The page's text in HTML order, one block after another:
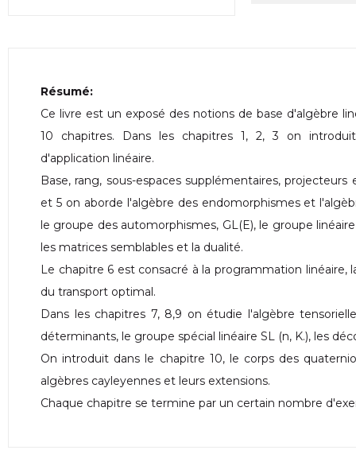
Résumé:
Ce livre est un exposé des notions de base d'algèbre
10 chapitres. Dans les chapitres 1, 2, 3 on
d'application linéaire.
Base, rang, sous-espaces supplémentaires,
et 5 on aborde l'algèbre des endomorphismes et
le groupe des automorphismes, GL(E), le groupe
les matrices semblables et la dualité.
Le chapitre 6 est consacré à la programmation
du transport optimal.
Dans les chapitres 7, 8,9 on étudie l'algèbre
déterminants, le groupe spécial linéaire SL (n, K.), les
On introduit dans le chapitre 10, le corps des
algèbres cayleyennes et leurs extensions.
Chaque chapitre se termine par un certain nombre